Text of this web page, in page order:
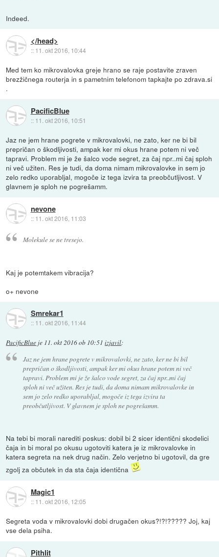
Indeed.
</head>
:: 11. okt 2016, 10:44
Med tem ko mikrovalovka greje hrano se raje postavite zraven
brezžičnega routerja in s pametnim telefonom tapkajte po zdrava.si
.
PacificBlue
:: 11. okt 2016, 10:51
Jaz ne jem hrane pogrete v mikrovalovki, ne zato, ker ne bi bil
prepričan o škodljivosti, ampak ker mi okus hrane potem ni več
tapravi. Problem mi je že šalco vode segret, za čaj npr..mi čaj sploh
ni več užiten. Res je tudi, da doma nimam mikrovalovke in sem jo
zelo redko uporabljal, mogoče iz tega izvira ta preobčutljivost. V
glavnem je sploh ne pogrešamm.
nevone
:: 11. okt 2016, 11:03
Molekule se ne tresejo.
Kaj je potemtakem vibracija?
o+ nevone
Smrekar1
:: 11. okt 2016, 11:44
PacificBlue je 11. okt 2016 ob 10:51 izjavil:
Jaz ne jem hrane pogrete v mikrovalovki, ne zato, ker ne bi bil
prepričan o škodljivosti, ampak ker mi okus hrane potem ni več
tapravi. Problem mi je že šalco vode segret, za čaj npr..mi čaj
sploh ni več užiten. Res je tudi, da doma nimam mikrovalovke in
sem jo zelo redko uporabljal, mogoče iz tega izvira ta
preobčutljivost. V glavnem je sploh ne pogrešamm.
Na tebi bi morali narediti poskus: dobil bi 2 sicer identični skodelici
čaja in bi moral po okusu ugotoviti katera je iz mikrovalovke in
katera segreta na nek drug način. Zelo verjetno bi ugotovil, da gre
zgolj za občutek in da sta čaja identična
Magic1
:: 11. okt 2016, 12:05
Segreta voda v mikrovalovki dobi drugačen okus?!?!????? Joj, kaj
vse dela psiha.
Pithlit